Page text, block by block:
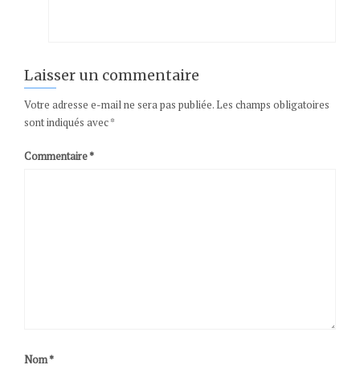
Laisser un commentaire
Votre adresse e-mail ne sera pas publiée. Les champs obligatoires
sont indiqués avec*
Commentaire*
Nom*